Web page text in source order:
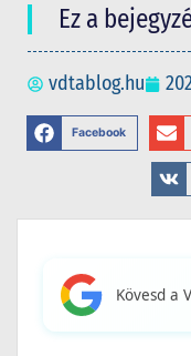
Ez a
vdtablog.hu
Facebook
Kövesd a